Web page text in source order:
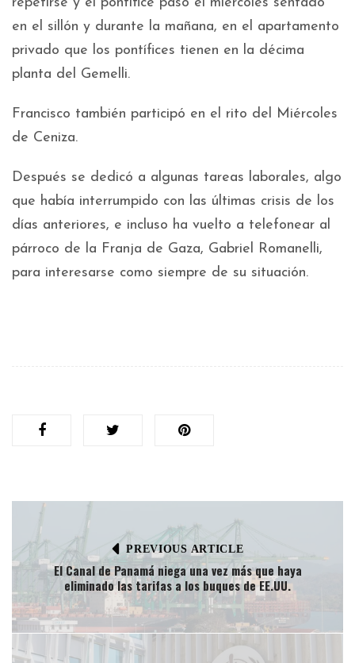
en el sillón y durante la mañana, en el apartamento
privado que los pontífices tienen en la décima
planta del Gemelli.
Francisco también participó en el rito del Miércoles
de Ceniza.
Después se dedicó a algunas tareas laborales, algo
que había interrumpido con las últimas crisis de los
días anteriores, e incluso ha vuelto a telefonear al
párroco de la Franja de Gaza, Gabriel Romanelli,
para interesarse como siempre de su situación.
PREVIOUS ARTICLE
El Canal de Panamá niega una vez más que haya
eliminado las tarifas a los buques de EE.UU.